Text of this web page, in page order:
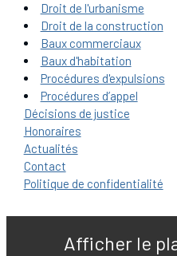
Droit de l'urbanisme
Droit de la construction
Baux commerciaux
Baux d'habitation
Procédures d'expulsions
Procédures d’appel
Décisions de justice
Honoraires
Actualités
Contact
Politique de confidentialité
Afficher le